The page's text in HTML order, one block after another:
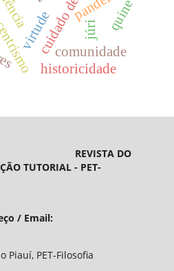
cuidado de si
comunidade
quine
virtude
historicidade
júri
REVISTA DO
TUTORIAL - PET-
Piauí, PET-Filosofia